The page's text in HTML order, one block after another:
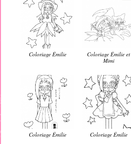
Coloriage Émilie
Coloriage Émilie et
Mimi
Coloriage Émilie Coloriage Émilie